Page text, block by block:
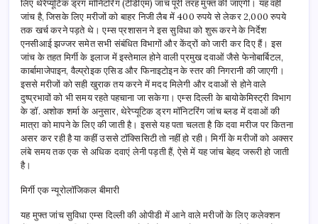
लिए थेरेप्यूटिक ड्रग मॉनिटरिंग (टीडीएम) जांच पूरी तरह मुफ्त की जाएगी। यह वही
जांच है, जिसके लिए मरीजों को बाहर निजी लैब में 400 रुपये से लेकर 2,000 रुपये
तक खर्च करने पड़ते थे। एम्स प्रशासन ने इस सुविधा को शुरू करने के निर्देश
एनसीआई झज्जर समेत सभी संबंधित विभागों और केंद्रों को जारी कर दिए हैं। इस
जांच के तहत मिर्गी के इलाज में इस्तेमाल होने वाली प्रमुख दवाओं जैसे फेनोबार्बिटल,
कार्बामाजेपाइन, वैल्प्रोइक एसिड और फिनाइटोइन के स्तर की निगरानी की जाएगी।
इससे मरीजों को सही खुराक तय करने में मदद मिलेगी और दवाओं से होने वाले
दुष्प्रभावों को भी समय रहते पहचाना जा सकेगा। एम्स दिल्ली के बायोकेमिस्ट्री विभाग
के डॉ. अशोक शर्मा के अनुसार, थेरेप्यूटिक ड्रग मॉनिटरिंग जांच ब्लड में दवाओं की
मात्रा को मापने के लिए की जाती है। इससे यह पता चलता है कि दवा मरीज पर कितना
असर कर रही है या कहीं उससे टॉक्सिसिटी तो नहीं हो रही। मिर्गी के मरीजों को अक्सर
लंबे समय तक एक से अधिक दवाएं लेनी पड़ती हैं, ऐसे में यह जांच बेहद जरूरी हो जाती
है।
मिर्गी एक न्यूरोलॉजिकल बीमारी
यह मुफ्त जांच सुविधा एम्स दिल्ली की ओपीडी में आने वाले मरीजों के लिए कलेक्शन